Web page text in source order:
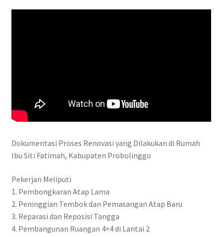
Dokumentasi Proses Renovasi yang Dilakukan di Rumah
Ibu Siti Fatimah, Kabupaten Probolinggo
Pekerjan Meliputi
1. Pembongkaran Atap Lama
2. Peninggian Tembok dan Pemasangan Atap Baru
3. Reparasi dan Reposisi Tangga
4. Pembangunan Ruangan 4×4 di Lantai 2